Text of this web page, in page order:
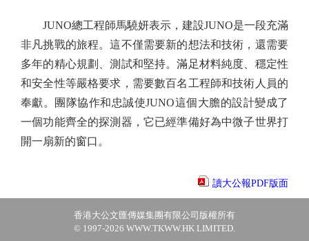
JUNO總工程師馬驍妍表示，建設JUNO是一段充滿
非凡挑戰的旅程。這不僅需要新的想法和技術，還需要
多年的精心規劃、測試和堅持。滿足材料純度、穩定性
和安全性等嚴格要求，需要數百名工程師和技術人員的
奉獻。團隊協作和忠誠使JUNO這個大膽的設計變成了
一個功能齊全的探測器，它已經準備好為中微子世界打
開一扇新的窗口。
讀大公報PDF版面
香港大公文匯傳媒集團有限公司版權所有
© 1997-2026 WWW.TKWW.HK LIMITED.